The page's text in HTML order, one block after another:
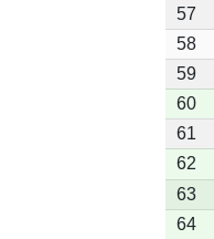
57
58
59
60
61
62
63
64